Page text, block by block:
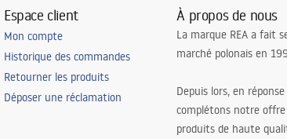
Espace client
Mon compte
Historique des commandes
Retourner les produits
Déposer une réclamation
À propos de nous
La marque REA a fait
marché polonais en
Depuis lors, en
complétons notre
produits de haute